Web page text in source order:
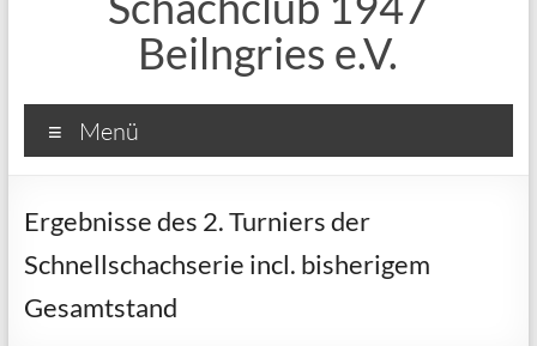
Beilngries e.V.
Menü
Ergebnisse des 2. Turniers der
Schnellschachserie incl. bisherigem
Gesamtstand